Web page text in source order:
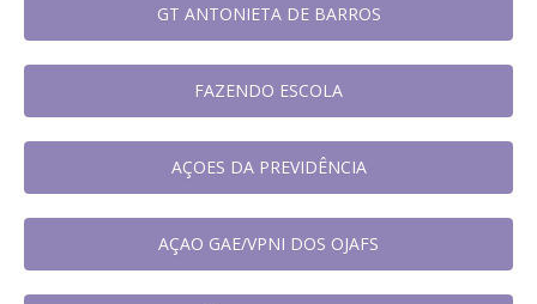
GT ANTONIETA DE BARROS
FAZENDO ESCOLA
AÇOES DA PREVIDÊNCIA
AÇAO GAE/VPNI DOS OJAFS